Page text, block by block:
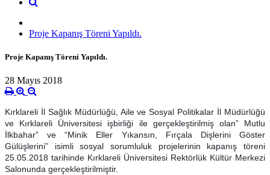
Proje Kapanış Töreni Yapıldı.
Proje Kapanış Töreni Yapıldı.
28 Mayıs 2018
Kırklareli İl Sağlık Müdürlüğü, Aile ve Sosyal Politikalar İl Müdürlüğü
ve Kırklareli Üniversitesi işbirliği ile gerçekleştirilmiş olan” Mutlu
İlkbahar” ve “Minik Eller Yıkansın, Fırçala Dişlerini Göster
Gülüşlerini” isimli sosyal sorumluluk projelerinin kapanış töreni
25.05.2018 tarihinde Kırklareli Üniversitesi Rektörlük Kültür Merkezi
Salonunda gerçekleştirilmiştir.